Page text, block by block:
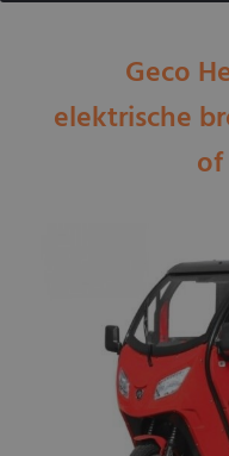
Geco
elektrische